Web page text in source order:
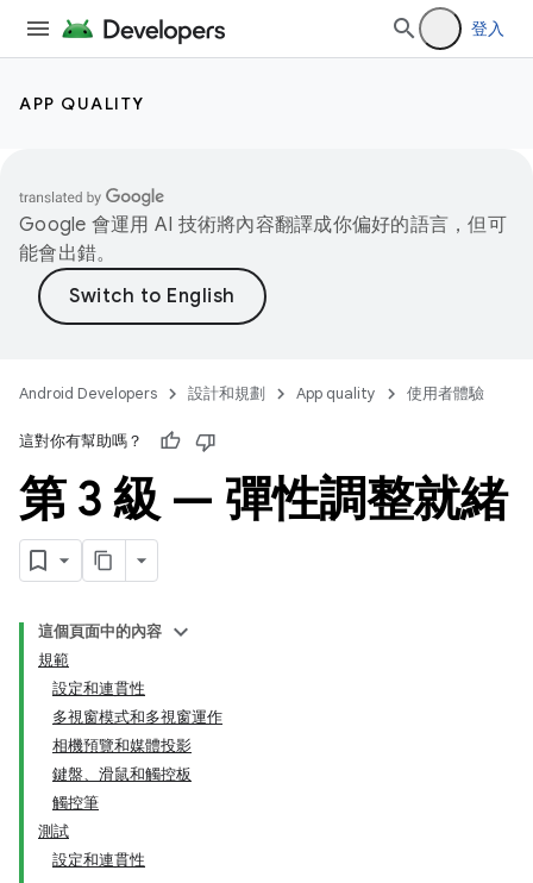
登入
APP QUALITY
Google 會運用 AI 技術將內容翻譯成你偏好的語言，但可
能會出錯。
Android Developers 設計和規劃 App quality 使用者體驗
這對你有幫助嗎？
第 3 級 — 彈性調整就緒
這個頁面中的內容
規範
設定和連貫性
多視窗模式和多視窗運作
相機預覽和媒體投影
鍵盤、滑鼠和觸控板
觸控筆
測試
設定和連貫性